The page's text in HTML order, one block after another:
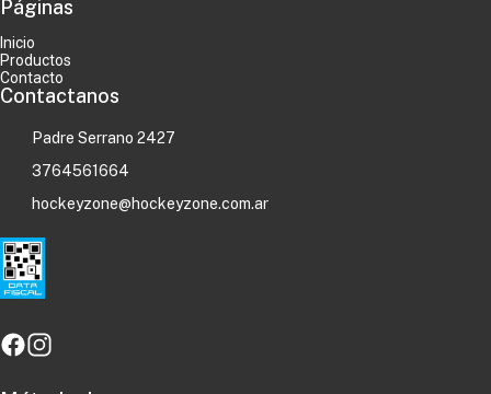
Páginas
Inicio
Productos
Contacto
Contactanos
Padre Serrano 2427
3764561664
hockeyzone@hockeyzone.com.ar